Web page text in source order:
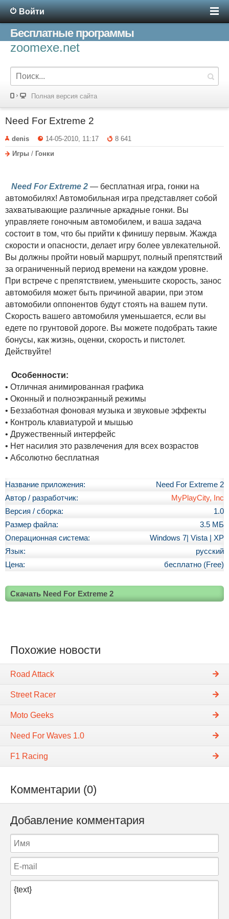
Войти
Бесплатные программы
zoomexe.net
Полная версия сайта
Need For Extreme 2
denis 14-05-2010, 11:17
8 641
Игры / Гонки
Need For Extreme 2 — бесплатная игра, гонки на
автомобилях! Автомобильная игра представляет собой
захватывающие различные аркадные гонки. Вы
управляете гоночным автомобилем, и ваша задача
состоит в том, что бы прийти к финишу первым. Жажда
скорости и опасности, делает игру более увлекательной.
Вы должны пройти новый маршрут, полный препятствий
за ограниченный период времени на каждом уровне.
При встрече с препятствием, уменьшите скорость, занос
автомобиля может быть причиной аварии, при этом
автомобили оппонентов будут стоять на вашем пути.
Скорость вашего автомобиля уменьшается, если вы
едете по грунтовой дороге. Вы можете подобрать такие
бонусы, как жизнь, оценки, скорость и пистолет.
Действуйте!
Особенности:
• Отличная анимированная графика
• Оконный и полноэкранный режимы
• Беззаботная фоновая музыка и звуковые эффекты
• Контроль клавиатурой и мышью
• Дружественный интерфейс
• Нет насилия это развлечения для всех возрастов
• Абсолютно бесплатная
Название приложения:
Need For Extreme 2
Автор / разработчик:
MyPlayCity, Inc
Версия / сборка:
1.0
Размер файла:
3.5 МБ
Операционная система:
Windows 7| Vista | XP
Язык:
русский
Цена:
бесплатно (Free)
Скачать Need For Extreme 2
Похожие новости
Road Attack
Street Racer
Moto Geeks
Need For Waves 1.0
F1 Racing
Комментарии (0)
Добавление комментария